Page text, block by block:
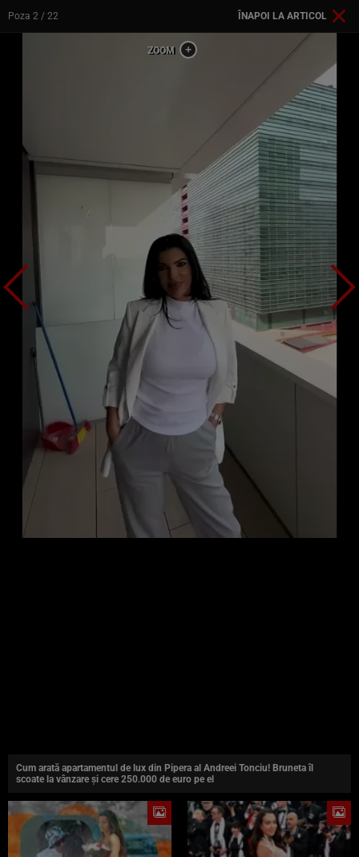
Poza 2 / 22 ÎNAPOI LA ARTICOL
Cum arată apartamentul de lux din Pipera al Andreei Tonciu! Bruneta îl
scoate la vânzare și cere 250.000 de euro pe el